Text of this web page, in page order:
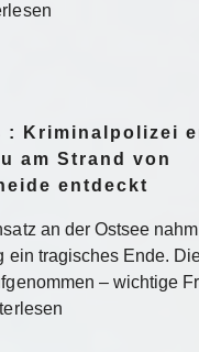
: Kriminalpolizei
am Strand von
entdeckt
an der Ostsee
ein tragisches Ende.
– wichtige